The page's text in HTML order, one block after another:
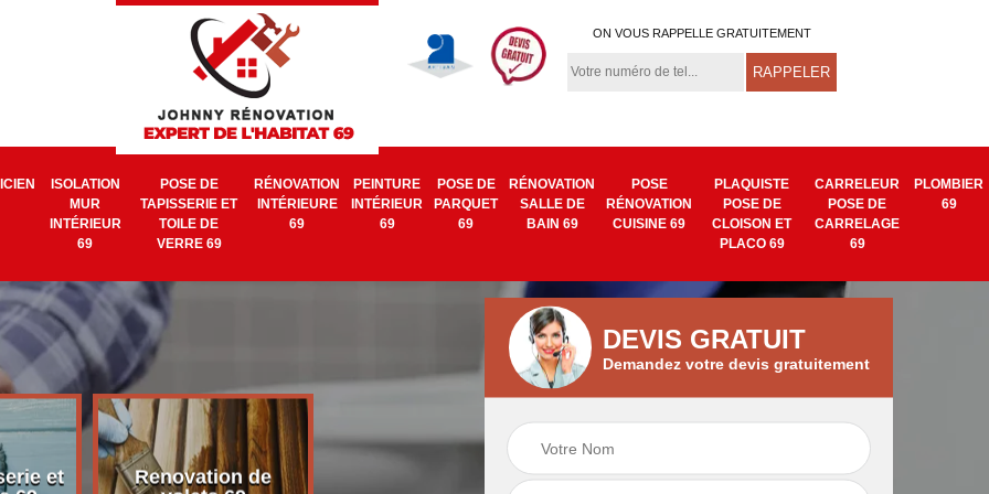
ON VOUS RAPPELLE GRATUITEMENT
ISOLATION
MUR
INTÉRIEUR
69
POSE DE
TAPISSERIE ET
TOILE DE
VERRE 69
RÉNOVATION
INTÉRIEURE
69
PEINTURE
INTÉRIEUR
69
POSE DE
PARQUET
69
RÉNOVATION
SALLE DE
BAIN 69
POSE
RÉNOVATION
CUISINE 69
PLAQUISTE
POSE DE
CLOISON ET
PLACO 69
CARRELEUR
POSE DE
CARRELAGE
69
PLOMBIER
69
et
Renovation de
Isolation mur
Pose de tapisserie
DEVIS GRATUIT
Demandez votre devis gratuitement